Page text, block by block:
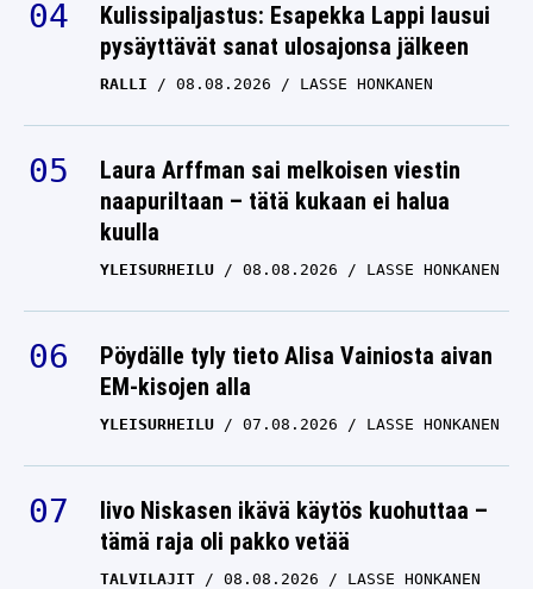
Kulissipaljastus: Esapekka Lappi lausui
pysäyttävät sanat ulosajonsa jälkeen
RALLI 08.08.2026 LASSE HONKANEN
Laura Arffman sai melkoisen viestin
naapuriltaan – tätä kukaan ei halua
kuulla
YLEISURHEILU 08.08.2026 LASSE HONKANEN
Pöydälle tyly tieto Alisa Vainiosta aivan
EM-kisojen alla
YLEISURHEILU 07.08.2026 LASSE HONKANEN
Iivo Niskasen ikävä käytös kuohuttaa –
tämä raja oli pakko vetää
TALVILAJIT 08.08.2026 LASSE HONKANEN